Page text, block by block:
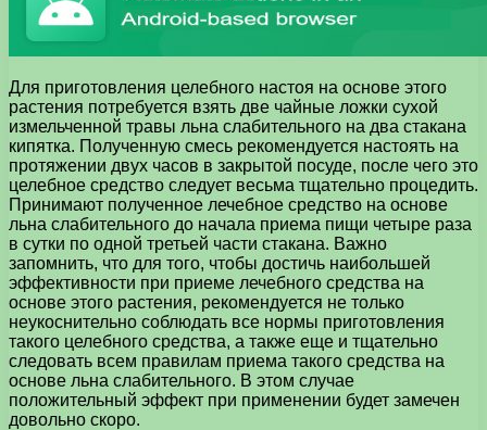
Для приготовления целебного настоя на основе этого
растения потребуется взять две чайные ложки сухой
измельченной травы льна слабительного на два стакана
кипятка. Полученную смесь рекомендуется настоять на
протяжении двух часов в закрытой посуде, после чего это
целебное средство следует весьма тщательно процедить.
Принимают полученное лечебное средство на основе
льна слабительного до начала приема пищи четыре раза
в сутки по одной третьей части стакана. Важно
запомнить, что для того, чтобы достичь наибольшей
эффективности при приеме лечебного средства на
основе этого растения, рекомендуется не только
неукоснительно соблюдать все нормы приготовления
такого целебного средства, а также еще и тщательно
следовать всем правилам приема такого средства на
основе льна слабительного. В этом случае
положительный эффект при применении будет замечен
довольно скоро.